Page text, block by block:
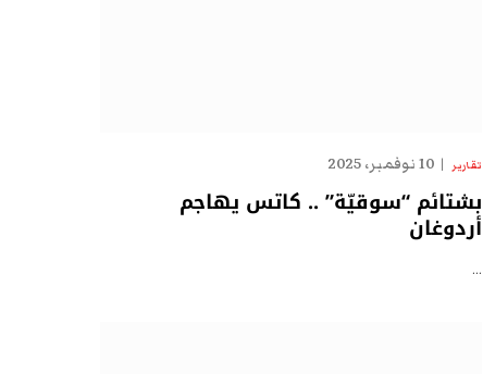
تقارير 10 نوفمبر، 2025
بشتائم “سوقيّة” .. كاتس يهاجم
أردوغان
…